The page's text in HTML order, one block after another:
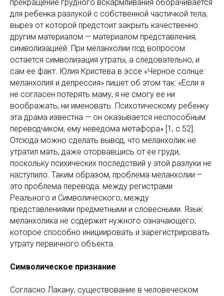
прекращение грудного вскармливания оборачивается
для ребенка разлукой с собственной частичкой тела,
вырез от которой предстоит закрыть качественно
другим материалом — материалом представления,
символизацией. При меланхолии под вопросом
остается символизация утраты, а следовательно, и
сам ее факт. Юлия Кристева в эссе «Черное солнце:
меланхолия и депрессия» пишет об этом так: «Если я
не согласен потерять маму, я не смогу ее ни
воображать, ни именовать. Психотическому ребенку
эта драма известна — он оказывается неспособным
переводчиком, ему неведома метафора» [1, с.52].
Отсюда можно сделать вывод, что меланхолик не
утратил мать, даже оторвавшись от ее груди,
поскольку психических последствий у этой разлуки не
наступило. Таким образом, проблема меланхолии –
это проблема перевода: между регистрами
Реального и Символического, между
представлениями предметными и словесными. Язык
меланхолика не содержит нужного означающего,
которое способно инициировать и зарегистрировать
утрату первичного объекта.
Символическое признание
Согласно Лакану, существование в человеческом